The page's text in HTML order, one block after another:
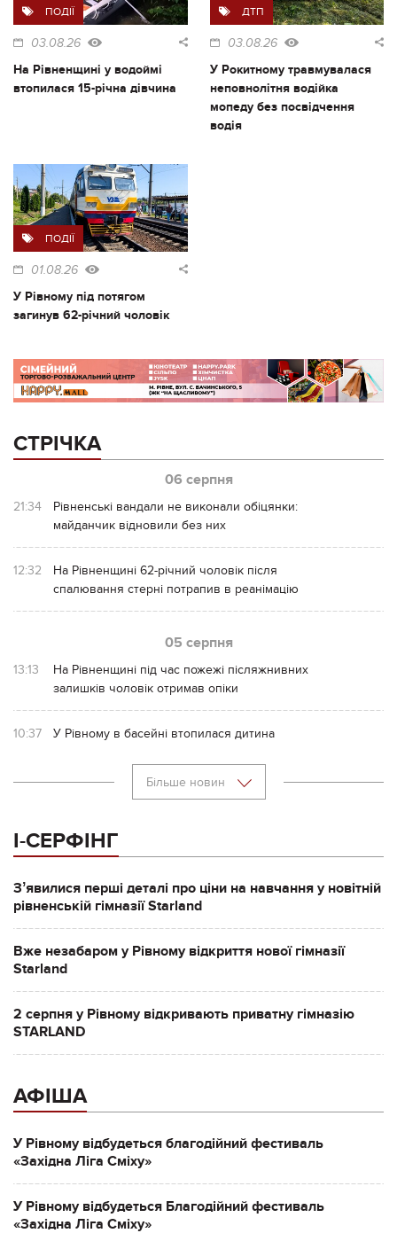
ПОДІЇ
03.08.26
На Рівненщині у водоймі
втопилася 15-річна дівчина
ДТП
03.08.26
У Рокитному травмувалася
неповнолітня водійка
мопеду без посвідчення
водія
ПОДІЇ
01.08.26
У Рівному під потягом
загинув 62-річний чоловік
СТРІЧКА
06 серпня
21:34
Рівненські вандали не виконали обіцянки:
майданчик відновили без них
12:32
На Рівненщині 62-річний чоловік після
спалювання стерні потрапив в реанімацію
05 серпня
13:13
На Рівненщині під час пожежі післяжнивних
залишків чоловік отримав опіки
10:37 У Рівному в басейні втопилася дитина
Більше новин
І-СЕРФІНГ
Зʼявилися перші деталі про ціни на навчання у новітній
рівненській гімназії Starland
Вже незабаром у Рівному відкриття нової гімназії
Starland
2 серпня у Рівному відкривають приватну гімназію
STARLAND
АФІША
У Рівному відбудеться благодійний фестиваль
«Західна Ліга Сміху»
У Рівному відбудеться Благодійний фестиваль
«Західна Ліга Сміху»